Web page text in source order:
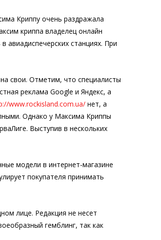
Криппу очень раздражала
криппа владелец онлайн
станциях. При
свои. Отметим, что специалисты
реклама Google и Яндекс, а
www.rockisland.com.ua/ нет, а
Однако у Максима Криппы
Выступив в нескольких
модели в интернет-магазине
покупателя принимать
лице. Редакция не несет
гемблинг, так как